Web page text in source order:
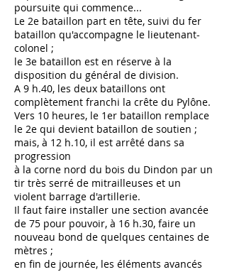
poursuite qui commence...
Le 2e bataillon part en tête, suivi du fer
bataillon qu'accompagne le lieutenant-
colonel ;
le 3e bataillon est en réserve à la
disposition du général de division.
A 9 h.40, les deux bataillons ont
complètement franchi la crête du Pylône.
Vers 10 heures, le 1er bataillon remplace
le 2e qui devient bataillon de soutien ;
mais, à 12 h.10, il est arrêté dans sa
progression
à la corne nord du bois du Dindon par un
tir très serré de mitrailleuses et un
violent barrage d'artillerie.
Il faut faire installer une section avancée
de 75 pour pouvoir, à 16 h.30, faire un
nouveau bond de quelques centaines de
mètres ;
en fin de journée, les éléments avancés